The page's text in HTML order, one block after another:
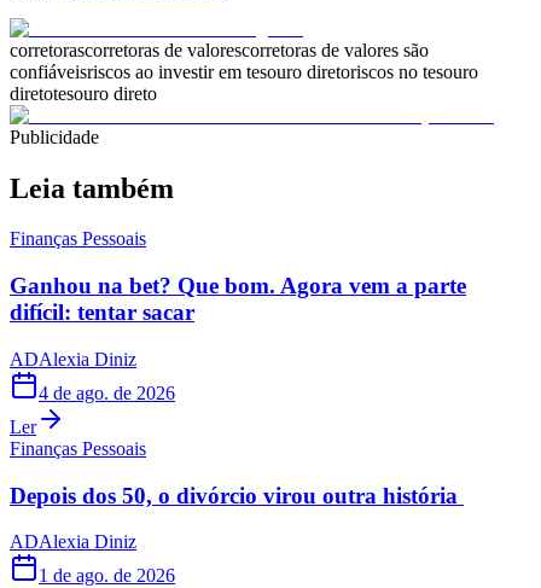
corretorascorretoras de valorescorretoras de valores são
confiáveisriscos ao investir em tesouro diretoriscos no tesouro
diretotesouro direto
Publicidade
Leia também
Finanças Pessoais
Ganhou na bet? Que bom. Agora vem a parte
difícil: tentar sacar
ADAlexia Diniz
4 de ago. de 2026
Ler
Finanças Pessoais
Depois dos 50, o divórcio virou outra história
ADAlexia Diniz
1 de ago. de 2026